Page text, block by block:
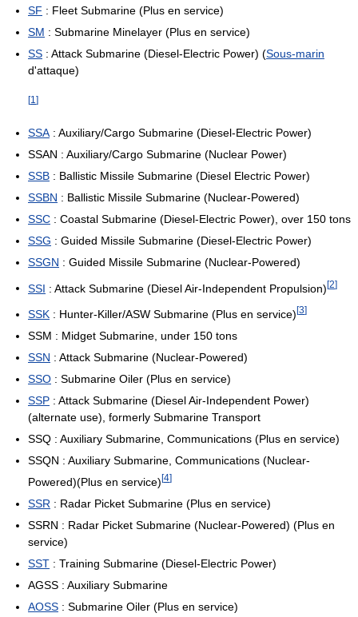
SF : Fleet Submarine (Plus en service)
SM : Submarine Minelayer (Plus en service)
SS : Attack Submarine (Diesel-Electric Power) (Sous-marin
d'attaque)
[1 ]
SSA : Auxiliary/Cargo Submarine (Diesel-Electric Power)
SSAN : Auxiliary/Cargo Submarine (Nuclear Power)
SSB : Ballistic Missile Submarine (Diesel Electric Power)
SSBN : Ballistic Missile Submarine (Nuclear-Powered)
SSC : Coastal Submarine (Diesel-Electric Power), over 150 tons
SSG : Guided Missile Submarine (Diesel-Electric Power)
SSGN : Guided Missile Submarine (Nuclear-Powered)
SSI : Attack Submarine (Diesel Air-Independent Propulsion)[2]
SSK : Hunter-Killer/ASW Submarine (Plus en service) [3]
SSM : Midget Submarine, under 150 tons
SSN : Attack Submarine (Nuclear-Powered)
SSO : Submarine Oiler (Plus en service)
SSP : Attack Submarine (Diesel Air-Independent Power)
(alternate use), formerly Submarine Transport
SSQ : Auxiliary Submarine, Communications (Plus en service)
SSQN : Auxiliary Submarine, Communications (Nuclear-
Powered)(Plus en service)[4]
SSR : Radar Picket Submarine (Plus en service)
SSRN : Radar Picket Submarine (Nuclear-Powered) (Plus en
service)
SST : Training Submarine (Diesel-Electric Power)
AGSS : Auxiliary Submarine
AOSS : Submarine Oiler (Plus en service)